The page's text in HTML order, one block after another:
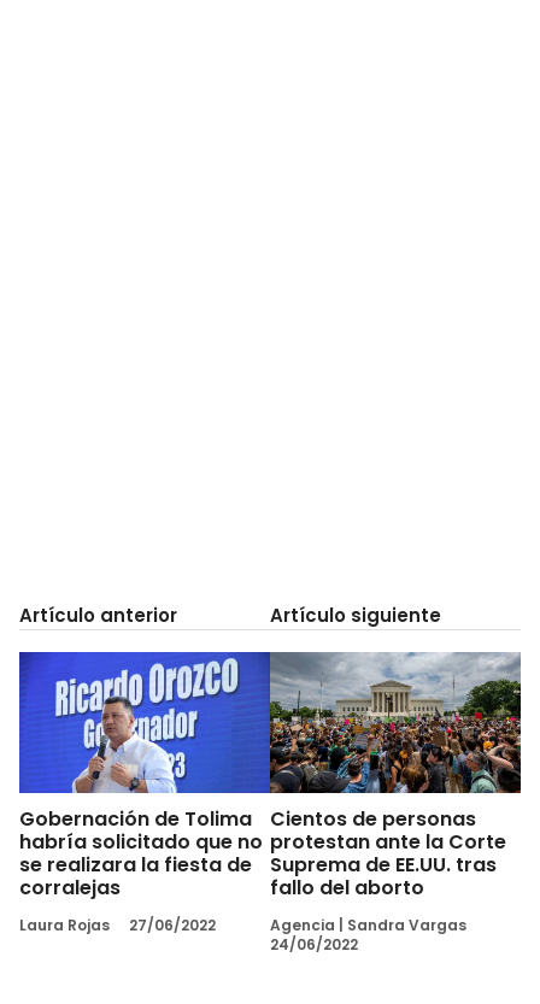
Artículo anterior
Gobernación de Tolima
habría solicitado que no
se realizara la fiesta de
corralejas
Laura Rojas 27/06/2022
Artículo siguiente
Cientos de personas
protestan ante la Corte
Suprema de EE.UU. tras
fallo del aborto
Agencia
Sandra Vargas
24/06/2022